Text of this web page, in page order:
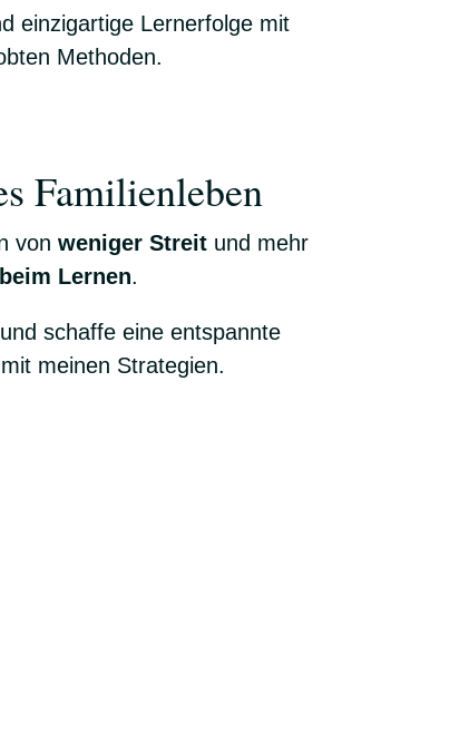
einzigartige Lernerfolge mit
Methoden.
Familienleben
vonweniger Streit und mehr
Lernen.
schaffe eine entspannte
meinen Strategien.